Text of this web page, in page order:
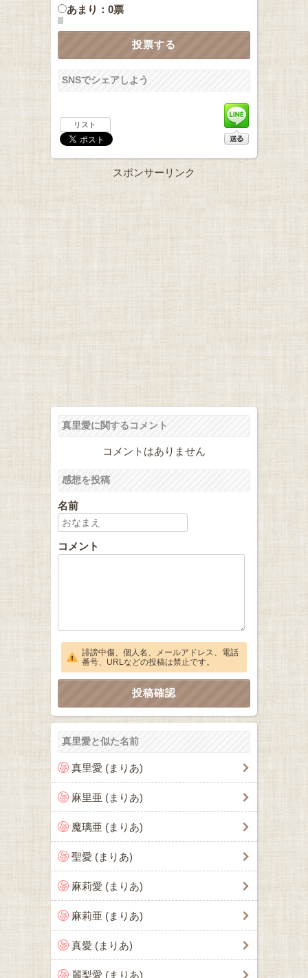
あまり：0票
SNSでシェアしよう
リスト
スポンサーリンク
真里愛に関するコメント
コメントはありません
感想を投稿
名前
コメント
誹謗中傷、個人名、メールアドレス、電話
番号、URLなどの投稿は禁止です。
真里愛と似た名前
真里愛 (まりあ)
麻里亜 (まりあ)
魔璃亜 (まりあ)
聖愛 (まりあ)
麻莉愛 (まりあ)
麻莉亜 (まりあ)
真愛 (まりあ)
麗梨愛 (まりあ)